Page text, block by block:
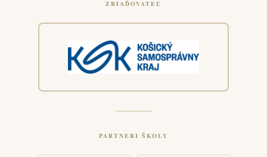
ZRIAĎOVATEĽ
PARTNERI ŠKOLY